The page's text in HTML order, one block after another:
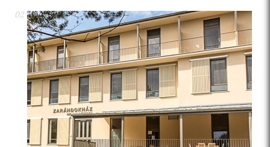
02